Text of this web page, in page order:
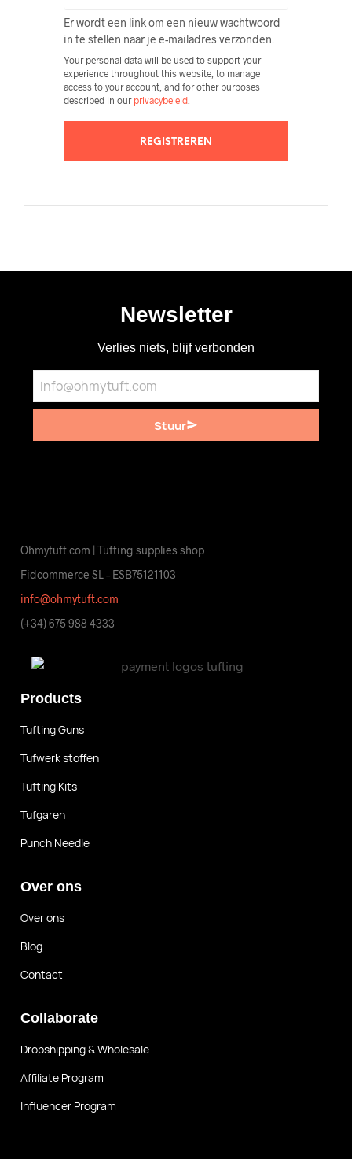
Er wordt een link om een nieuw wachtwoord
in te stellen naar je e-mailadres verzonden.
Your personal data will be used to support your
experience throughout this website, to manage
access to your account, and for other purposes
described in our privacybeleid
REGISTREREN
Newsletter
Verlies niets, blijf verbonden
Stuur
Ohmytuft.com | Tufting supplies shop
Fidcommerce SL – ESB75121103
info@ohmytuft.com
(+34) 675 988 4333
Products
Tufting Guns
Tufwerk stoffen
Tufting Kits
Tufgaren
Punch Needle
Over ons
Over ons
Blog
Contact
Collaborate
Dropshipping & Wholesale
Affiliate Program
Influencer Program